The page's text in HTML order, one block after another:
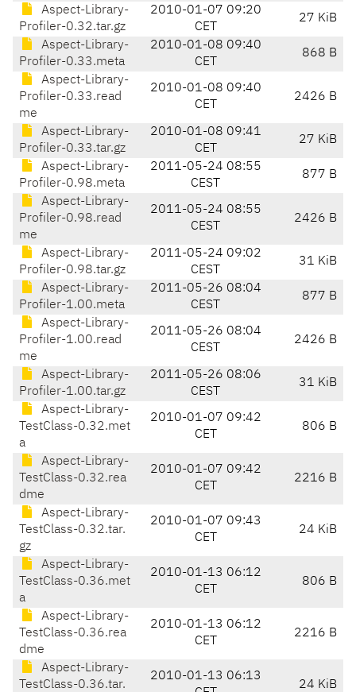
Aspect-Library-
Profiler-0.32.tar.gz
2010-01-07 09:20
CET
27 KiB
Aspect-Library-
Profiler-0.33.meta
2010-01-08 09:40
CET
868 B
Aspect-Library-
Profiler-0.33.read
me
2010-01-08 09:40
CET
2426 B
Aspect-Library-
Profiler-0.33.tar.gz
2010-01-08 09:41
CET
27 KiB
Aspect-Library-
Profiler-0.98.meta
2011-05-24 08:55
CEST
877 B
Aspect-Library-
Profiler-0.98.read
me
2011-05-24 08:55
CEST
2426 B
Aspect-Library-
Profiler-0.98.tar.gz
2011-05-24 09:02
CEST
31 KiB
Aspect-Library-
Profiler-1.00.meta
2011-05-26 08:04
CEST
877 B
Aspect-Library-
Profiler-1.00.read
me
2011-05-26 08:04
CEST
2426 B
Aspect-Library-
Profiler-1.00.tar.gz
2011-05-26 08:06
CEST
31 KiB
Aspect-Library-
TestClass-0.32.met
a
2010-01-07 09:42
CET
806 B
Aspect-Library-
TestClass-0.32.rea
dme
2010-01-07 09:42
CET
2216 B
Aspect-Library-
TestClass-0.32.tar.
gz
2010-01-07 09:43
CET
24 KiB
Aspect-Library-
TestClass-0.36.met
a
2010-01-13 06:12
CET
806 B
Aspect-Library-
TestClass-0.36.rea
dme
2010-01-13 06:12
CET
2216 B
Aspect-Library-
TestClass-0.36.tar.
2010-01-13 06:13
24 KiB